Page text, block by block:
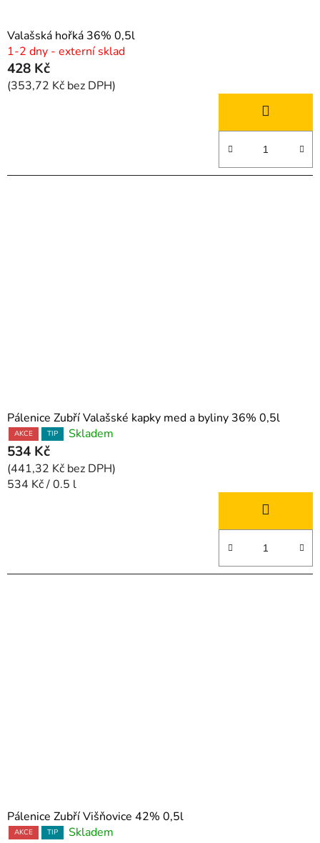
Valašská hořká 36% 0,5l
1-2 dny - externí sklad
428 Kč
(353,72 Kč bez DPH)
Pálenice Zubří Valašské kapky med a byliny 36% 0,5l
AKCE TIP Skladem
534 Kč
(441,32 Kč bez DPH)
Měrná
534 Kč / 0.5 l
Pálenice Zubří Višňovice 42% 0,5l
AKCE TIP Skladem